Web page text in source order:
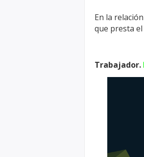
En la
que presta
Trabajador.